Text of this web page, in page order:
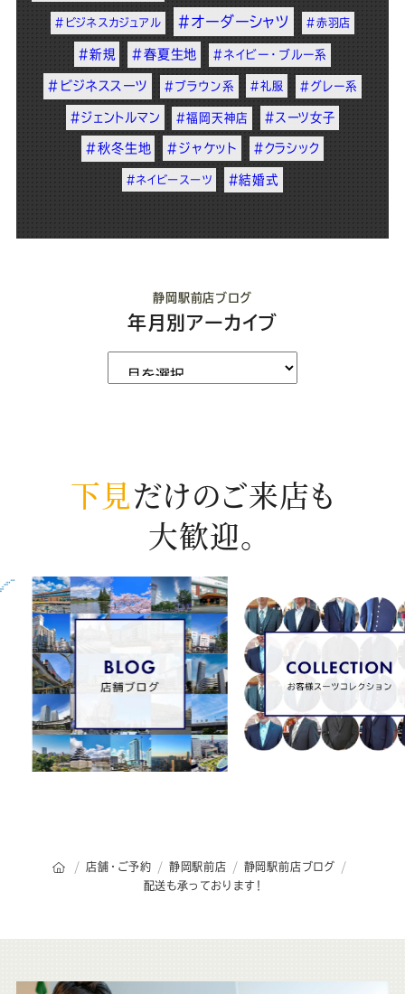
#ビジネスカジュアル #オーダーシャツ #赤羽店
#新規 #春夏生地 #ネイビー・ブルー系
#ビジネススーツ #ブラウン系 #礼服 #グレー系
#ジェントルマン #福岡天神店 #スーツ女子
#秋冬生地 #ジャケット #クラシック
#ネイビースーツ #結婚式
静岡駅前店ブログ
年月別アーカイブ
下見だけのご来店も
大歓迎。
オーダースーツSADAのトップページ
店舗・ご予約 静岡駅前店
静岡駅前店ブログ
配送も承っております！